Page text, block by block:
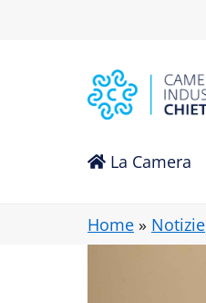
La Camera
Home » Notizie